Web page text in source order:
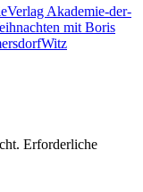
Verlag Akademie-der-
mit Boris
Witz
Erforderliche